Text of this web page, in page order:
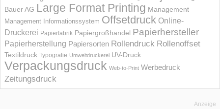
Bauer AG Large Format Printing Management
Management Informations­system Offsetdruck Online-
Druckerei Papierfabrik Papiergroßhandel Papierhersteller
Papierherstellung Papiersorten Rollendruck Rollenoffset
Textildruck Typografie Umweltdruckerei UV-Druck
Verpackungsdruck Web-to-Print Werbedruck
Zeitungsdruck
Anzeige